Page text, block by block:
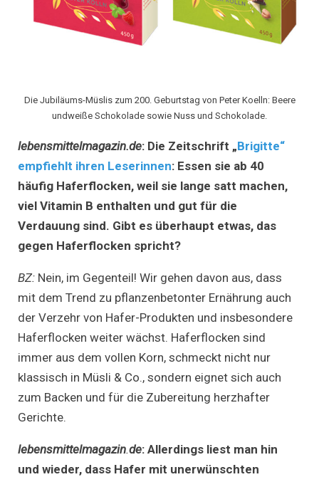
Die Jubiläums-Müslis zum 200. Geburtstag von Peter Koelln: Beere
undweiße Schokolade sowie Nuss und Schokolade.
lebensmittelmagazin.de: Die Zeitschrift „Brigitte“
empfiehlt ihren Leserinnen: Essen sie ab 40
häufig Haferflocken, weil sie lange satt machen,
viel Vitamin B enthalten und gut für die
Verdauung sind. Gibt es überhaupt etwas, das
gegen Haferflocken spricht?
BZ: Nein, im Gegenteil! Wir gehen davon aus, dass
mit dem Trend zu pflanzenbetonter Ernährung auch
der Verzehr von Hafer-Produkten und insbesondere
Haferflocken weiter wächst. Haferflocken sind
immer aus dem vollen Korn, schmeckt nicht nur
klassisch in Müsli & Co., sondern eignet sich auch
zum Backen und für die Zubereitung herzhafter
Gerichte.
lebensmittelmagazin.de: Allerdings liest man hin
und wieder, dass Hafer mit unerwünschten